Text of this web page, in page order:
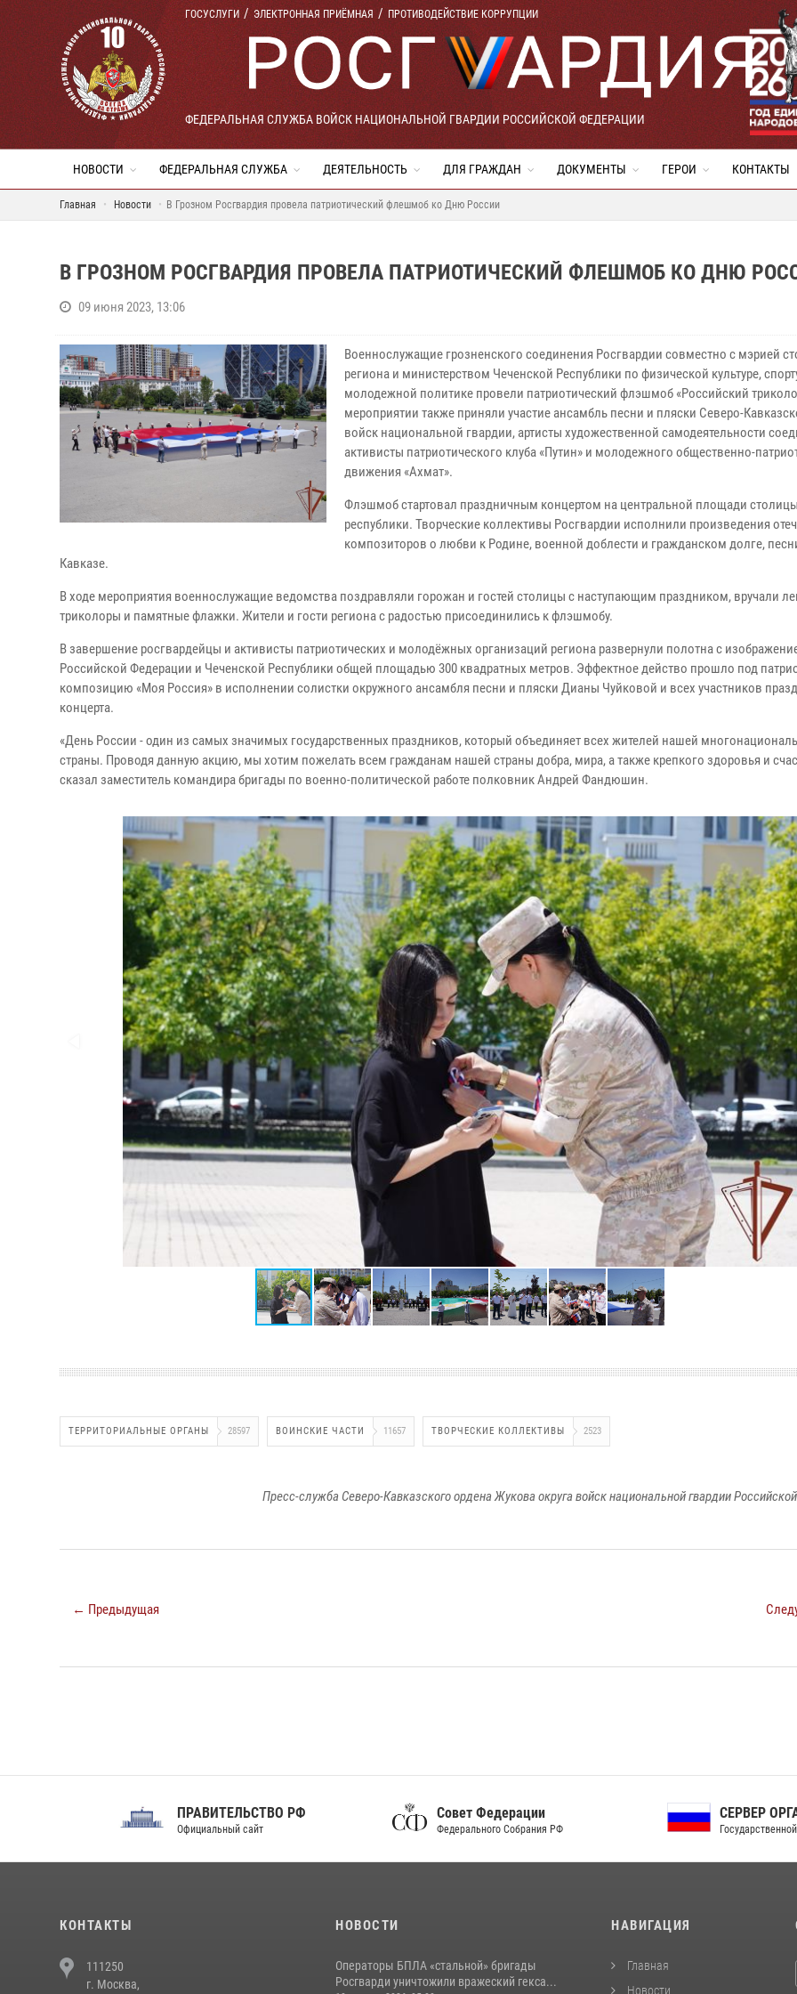
ГОСУСЛУГИ ЭЛЕКТРОННАЯ ПРИЁМНАЯ ПРОТИВОДЕЙСТВИЕ КОРРУПЦИИ
ФЕДЕРАЛЬНАЯ СЛУЖБА ВОЙСК НАЦИОНАЛЬНОЙ ГВАРДИИ РОССИЙСКОЙ ФЕДЕРАЦИИ
НОВОСТИ ФЕДЕРАЛЬНАЯ СЛУЖБА ДЕЯТЕЛЬНОСТЬ ДЛЯ ГРАЖДАН ДОКУМЕНТЫ ГЕРОИ КОНТАКТЫ
Главная Новости В Грозном Росгвардия провела патриотический флешмоб ко Дню России
В ГРОЗНОМ РОСГВАРДИЯ ПРОВЕЛА ПАТРИОТИЧЕСКИЙ ФЛЕШМОБ КО ДНЮ
09 июня 2023, 13:06
Военнослужащие грозненского соединения Росгвардии совместно с мэрией
региона и министерством Чеченской Республики по физической культуре,
молодежной политике провели патриотический флэшмоб «Российский
мероприятии также приняли участие ансамбль песни и пляски Северо-
войск национальной гвардии, артисты художественной самодеятельности
активисты патриотического клуба «Путин» и молодежного общественно-
движения «Ахмат».
Флэшмоб стартовал праздничным концертом на центральной площади столицы
республики. Творческие коллективы Росгвардии исполнили произведения
композиторов о любви к Родине, военной доблести и гражданском долге,
Кавказе.
В ходе мероприятия военнослужащие ведомства поздравляли горожан и гостей столицы с наступающим праздником, вручали
триколоры и памятные флажки. Жители и гости региона с радостью присоединились к флэшмобу.
В завершение росгвардейцы и активисты патриотических и молодёжных организаций региона развернули полотна с
Российской Федерации и Чеченской Республики общей площадью 300 квадратных метров. Эффектное действо прошло под
композицию «Моя Россия» в исполнении солистки окружного ансамбля песни и пляски Дианы Чуйковой и всех участников
концерта.
«День России - один из самых значимых государственных праздников, который объединяет всех жителей нашей
страны. Проводя данную акцию, мы хотим пожелать всем гражданам нашей страны добра, мира, а также крепкого здоровья и
сказал заместитель командира бригады по военно-политической работе полковник Андрей Фандюшин.
ТЕРРИТОРИАЛЬНЫЕ ОРГАНЫ 28597 ВОИНСКИЕ ЧАСТИ 11657 ТВОРЧЕСКИЕ КОЛЛЕКТИВЫ 2523
Пресс-служба Северо-Кавказского ордена Жукова округа войск национальной гвардии
← Предыдущая
ПРАВИТЕЛЬСТВО РФ
Официальный сайт
Совет Федерации
Федерального Собрания РФ
СЕРВЕР ОРГАНОВ
Государственной власти РФ
КОНТАКТЫ
111250
г. Москва,
НОВОСТИ
Операторы БПЛА «стальной» бригады
Росгварди уничтожили вражеский гекса...
НАВИГАЦИЯ
Главная
Новости